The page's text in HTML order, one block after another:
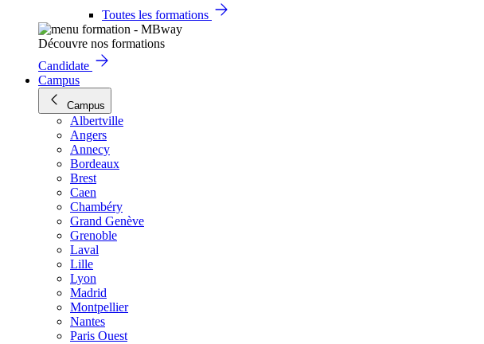
Toutes les formations
Découvre nos formations
Candidate
Campus
Campus
Albertville
Angers
Annecy
Bordeaux
Brest
Caen
Chambéry
Grand Genève
Grenoble
Laval
Lille
Lyon
Madrid
Montpellier
Nantes
Paris Ouest